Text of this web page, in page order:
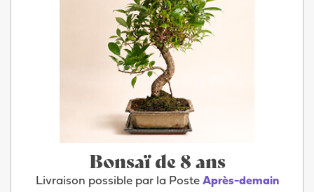
Bonsaï de 8 ans
Livraison possible par la Poste Après-demain